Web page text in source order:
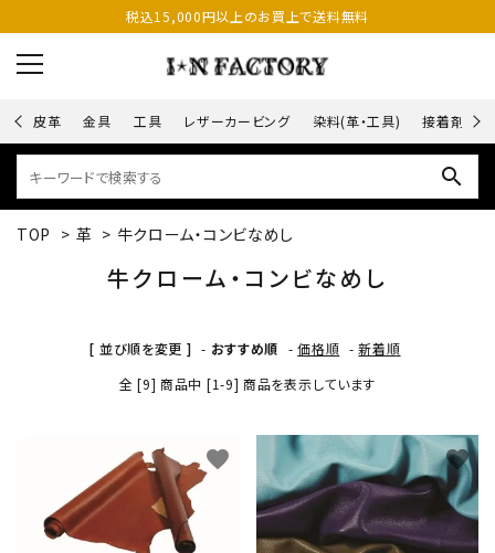
税込15,000円以上のお買上で送料無料
皮革 金具 工具 レザーカービング 染料(革・工具) 接着剤
search
TOP > 革 > 牛クローム・コンビなめし
牛クローム・コンビなめし
[ 並び順を変更 ] - おすすめ順 -価格順 -新着順
全 [9] 商品中 [1-9] 商品を表示しています
favorite favorite